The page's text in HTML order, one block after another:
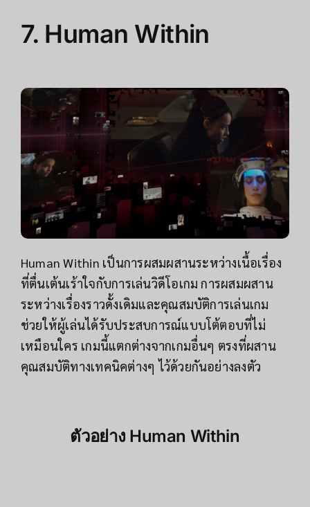
7. Human Within
Human Within เป็นการผสมผสานระหว่างเนื้อเรื่อง
ที่ตื่นเต้นเร้าใจกับการเล่นวิดีโอเกม การผสมผสาน
ระหว่างเรื่องราวดั้งเดิมและคุณสมบัติการเล่นเกม
ช่วยให้ผู้เล่นได้รับประสบการณ์แบบโต้ตอบที่ไม่
เหมือนใคร เกมนี้แตกต่างจากเกมอื่นๆ ตรงที่ผสาน
คุณสมบัติทางเทคนิคต่างๆ ไว้ด้วยกันอย่างลงตัว
ตัวอย่าง Human Within